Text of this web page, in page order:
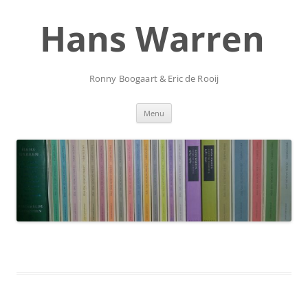
inhoudHans Warren
Ronny Boogaart & Eric de Rooij
Menu